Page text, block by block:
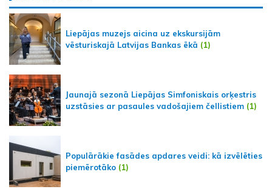
Liepājas muzejs aicina uz ekskursijām
vēsturiskajā Latvijas Bankas ēkā (1)
Jaunajā sezonā Liepājas Simfoniskais orķestris
uzstāsies ar pasaules vadošajiem čellistiem (1)
Populārākie fasādes apdares veidi: kā izvēlēties
piemērotāko (1)